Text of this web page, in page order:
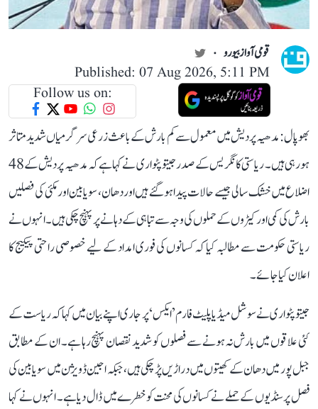
قومی آواز بیورو
Published: 07 Aug 2026, 5:11 PM
Follow us on:
بھوپال: مدھیہ پردیش میں معمول سے کم بارش کے باعث زرعی سرگرمیاں شدید متاثر
ہو رہی ہیں۔ ریاستی کانگریس کے صدر جیتو پٹواری نے کہا ہے کہ مدھیہ پردیش کے 48
اضلاع میں خشک سالی جیسے حالات پیدا ہو گئے ہیں اور دھان، سویابین اور مکئی کی فصلیں
بارش کی کمی اور کیڑوں کے حملوں کی وجہ سے تباہی کے دہانے پر پہنچ چکی ہیں۔ انہوں نے
ریاستی حکومت سے مطالبہ کیا کہ کسانوں کی فوری امداد کے لیے خصوصی راحتی پیکیج کا
اعلان کیا جائے۔
جیتو پٹواری نے سوشل میڈیا پلیٹ فارم ’ایکس‘ پر جاری اپنے بیان میں کہا کہ ریاست کے
کئی علاقوں میں بارش نہ ہونے سے فصلوں کو شدید نقصان پہنچ رہا ہے۔ ان کے مطابق
جبل پور میں دھان کے کھیتوں میں دراڑیں پڑ چکی ہیں، جبکہ اجین ڈویژن میں سویابین کی
فصل پر سنڈیوں کے حملے نے کسانوں کی محنت کو خطرے میں ڈال دیا ہے۔ انہوں نے کہا